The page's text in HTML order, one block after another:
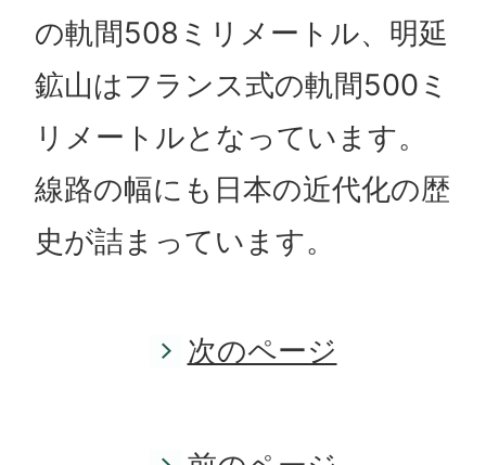
の軌間508ミリメートル、明延
鉱山はフランス式の軌間500ミ
リメートルとなっています。
線路の幅にも日本の近代化の歴
史が詰まっています。
次のページ